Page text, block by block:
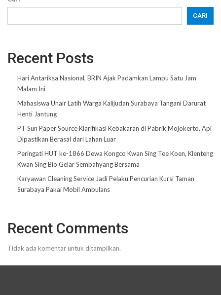
CARI
Recent Posts
Hari Antariksa Nasional, BRIN Ajak Padamkan Lampu Satu Jam
Malam Ini
Mahasiswa Unair Latih Warga Kalijudan Surabaya Tangani Darurat
Henti Jantung
PT Sun Paper Source Klarifikasi Kebakaran di Pabrik Mojokerto, Api
Dipastikan Berasal dari Lahan Luar
Peringati HUT ke-1866 Dewa Kongco Kwan Sing Tee Koen, Klenteng
Kwan Sing Bio Gelar Sembahyang Bersama
Karyawan Cleaning Service Jadi Pelaku Pencurian Kursi Taman
Surabaya Pakai Mobil Ambulans
Recent Comments
Tidak ada komentar untuk ditampilkan.